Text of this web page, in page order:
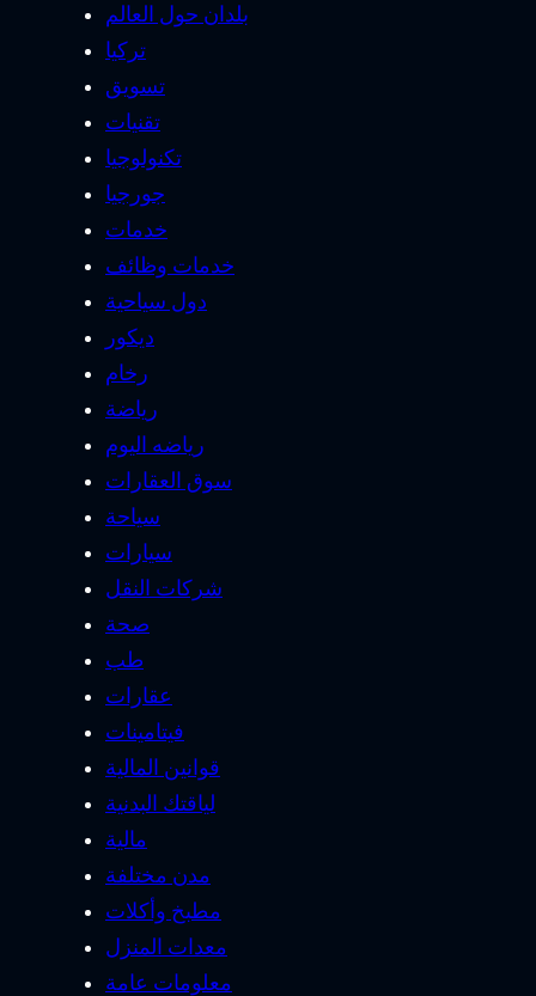
بلدان حول العالم
تركيا
تسويق
تقنيات
تكنولوجيا
جورجيا
خدمات
خدمات وظائف
دول سياحية
ديكور
رخام
رياضة
رياضه اليوم
سوق العقارات
سياحة
سيارات
شركات النقل
صحة
طب
عقارات
فيتامينات
قوانين المالية
لياقتك البدنية
مالية
مدن مختلفة
مطبخ وأكلات
معدات المنزل
معلومات عامة